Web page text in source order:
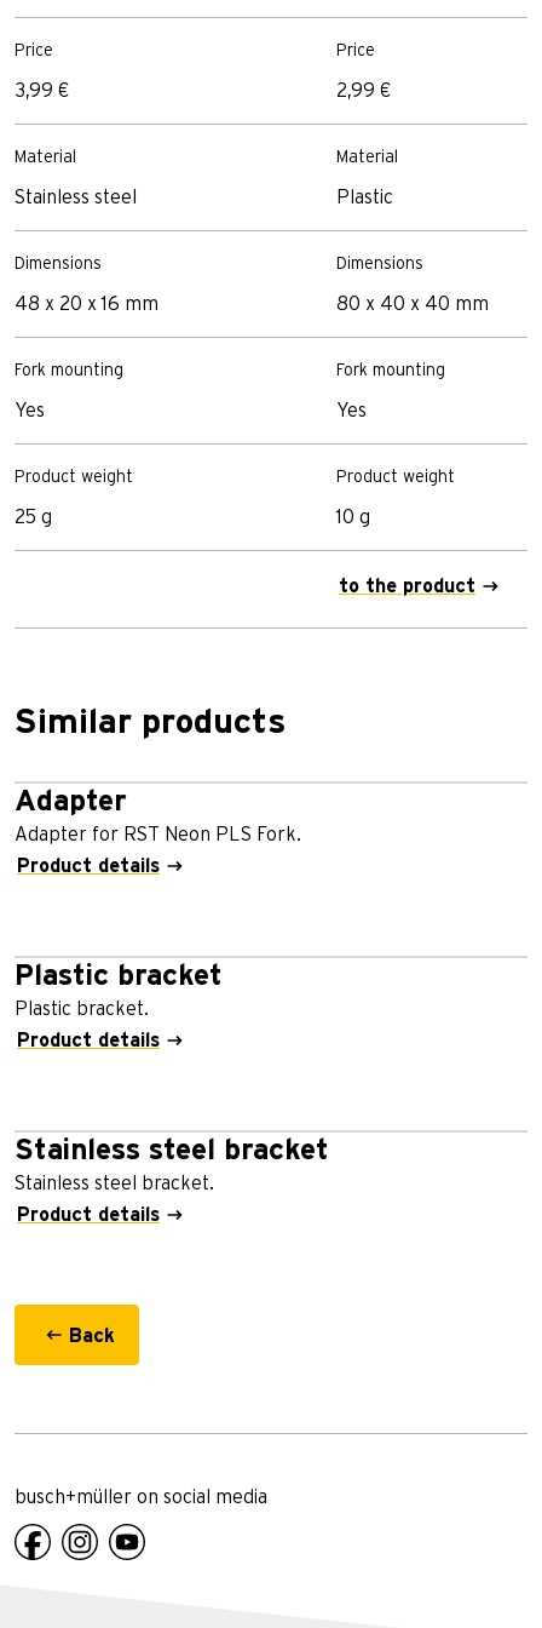
Price
3,99 €
Material
Stainless steel
Dimensions
48 x 20 x 16 mm
Fork mounting
Yes
Product weight
25 g
Price
2,99 €
Material
Plastic
Dimensions
80 x 40 x 40 mm
Fork mounting
Yes
Product weight
10 g
to the product
Similar products
Adapter
Adapter for RST Neon PLS Fork.
Product details
Plastic bracket
Plastic bracket.
Product details
Stainless steel bracket
Stainless steel bracket.
Product details
Back
busch+müller on social media